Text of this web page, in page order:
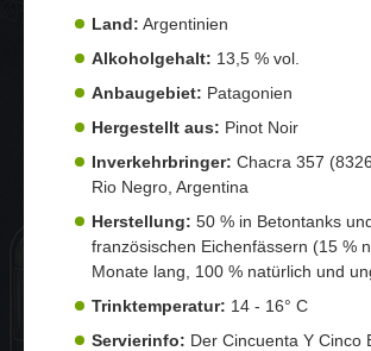
Land: Argentinien
Alkoholgehalt: 13,5 % vol.
Anbaugebiet: Patagonien
Hergestellt aus: Pinot Noir
Inverkehrbringer: Chacra 357
Rio Negro, Argentina
Herstellung: 50 % in Betontanks
französischen Eichenfässern (15 %
Monate lang, 100 % natürlich und
Trinktemperatur: 14 - 16° C
Servierinfo: Der Cincuenta Y Cinco